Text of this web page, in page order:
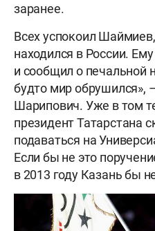
заранее.
Всех успокоил
находился в России.
и сообщил о печальной
будто мир обрушился»,
Шарипович. Уже в том
президент Татарстана
подаваться на
Если бы не это
в 2013 году Казань бы